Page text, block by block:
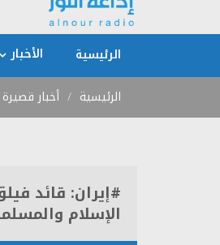
الرئيسية الأخبار
الرئيسية أخبار قصيرة
#إيران: قائد
الإسلام